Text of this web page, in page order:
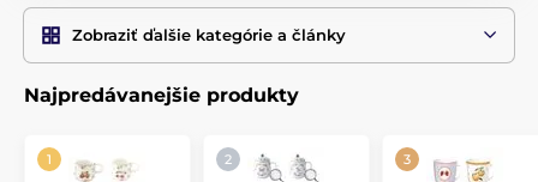
Zobraziť ďalšie kategórie a články
Najpredávanejšie produkty